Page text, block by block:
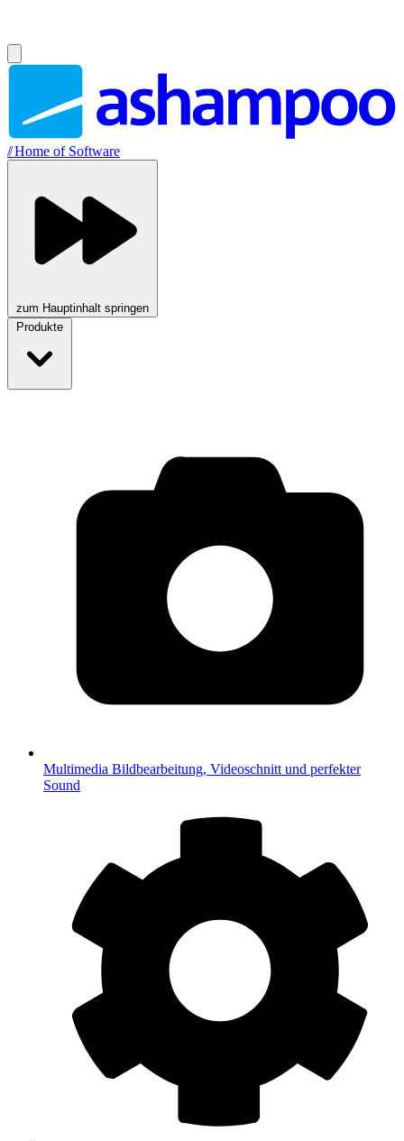
//Home of Software
zum Hauptinhalt springen
Produkte
Multimedia Bildbearbeitung, Videoschnitt und perfekter
Sound